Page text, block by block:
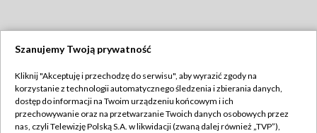
TVP
Abonament TVP
Regulamin TVP
Szanujemy Twoją prywatność
Kliknij "Akceptuję i przechodzę do serwisu", aby wyrazić zgody na
korzystanie z technologii automatycznego śledzenia i zbierania danych,
dostęp do informacji na Twoim urządzeniu końcowym i ich
przechowywanie oraz na przetwarzanie Twoich danych osobowych przez
nas, czyli Telewizję Polską S.A. w likwidacji (zwaną dalej również „TVP”),